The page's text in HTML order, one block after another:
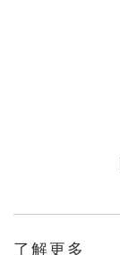
了解更多